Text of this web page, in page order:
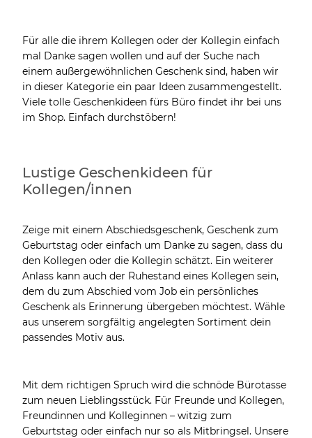
Für alle die ihrem Kollegen oder der Kollegin einfach
mal Danke sagen wollen und auf der Suche nach
einem außergewöhnlichen Geschenk sind, haben wir
in dieser Kategorie ein paar Ideen zusammengestellt.
Viele tolle Geschenkideen fürs Büro findet ihr bei uns
im Shop. Einfach durchstöbern!
Lustige Geschenkideen für
Kollegen/innen
Zeige mit einem Abschiedsgeschenk, Geschenk zum
Geburtstag oder einfach um Danke zu sagen, dass du
den Kollegen oder die Kollegin schätzt. Ein weiterer
Anlass kann auch der Ruhestand eines Kollegen sein,
dem du zum Abschied vom Job ein persönliches
Geschenk als Erinnerung übergeben möchtest. Wähle
aus unserem sorgfältig angelegten Sortiment dein
passendes Motiv aus.
Mit dem richtigen Spruch wird die schnöde Bürotasse
zum neuen Lieblingsstück. Für Freunde und Kollegen,
Freundinnen und Kolleginnen – witzig zum
Geburtstag oder einfach nur so als Mitbringsel. Unsere